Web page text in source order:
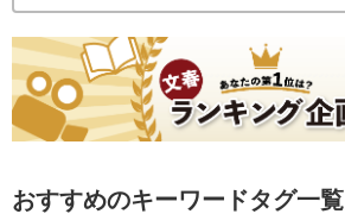
おすすめのキーワードタグ一覧